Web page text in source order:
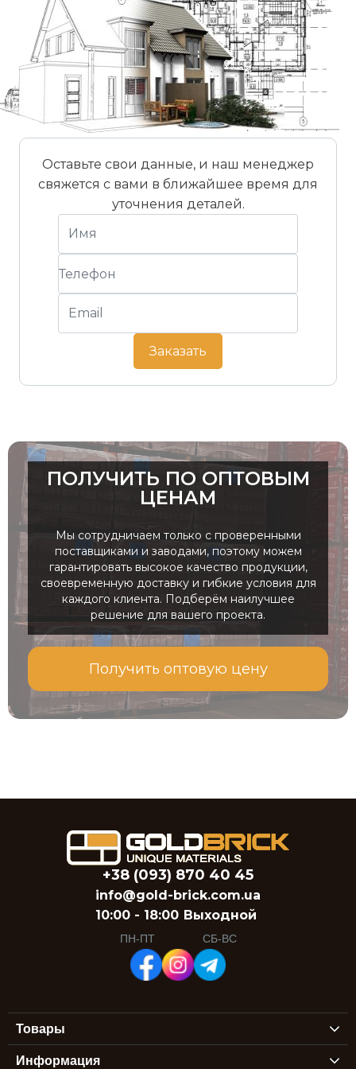
прохладным летом, позволяя существенно
экономить на отоплении и
кондиционировании в течение всего срока
эксплуатации.
Экологическая чистота и "дышащий" дом
Газобетонный блок производится
исключительно из природных, минеральных
PORISTON – это экологически чистый
материал, который "дышит", обеспечивая
оптимальный микроклимат в Вашем доме,
безопасный и комфортный для здоровья всей
семьи.
Высокая прочность при оптимальном весе
Автоклавная обработка придает блокам
PORISTON идеальное соотношение крепости
и плотности. Это означает, что вы получаете
надежные несущие стены с относительно
небольшим весом, что снижает нагрузку на
Мы предлагаем широкий спектр газобетонных
блоков разной плотности и размеров, а также
сопутствующие материалы. Кроме того,
предоставляем квалифицированную
техническую поддержку и консультации,
помогая Вам выбрать наилучшее решение для
проекта и обеспечивая бесперебойный
процесс строительства.
Мы уверены, что каждый заслуживает
качественного и надежного строительного
материала. Поэтому мы формируем цену на
газобетонную продукцию так, чтобы она была
честной и выгодной для вас. Это не просто
Оставьте свои данные, и наш менеджер
свяжется с вами в ближайшее время для
уточнения деталей.
Заказать
ПОЛУЧИТЬ ПО ОПТОВЫМ
ЦЕНАМ
Мы сотрудничаем только с проверенными
поставщиками и заводами, поэтому можем
гарантировать высокое качество продукции,
своевременную доставку и гибкие условия для
каждого клиента. Подберём наилучшее
решение для вашего проекта.
Получить оптовую цену
+38 (093) 870 40 45
info@gold-brick.com.ua
10:00 - 18:00
ПН-ПТ
Выходной
СБ-ВС
Товары
Информация